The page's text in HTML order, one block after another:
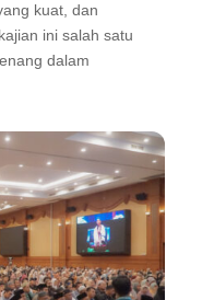
kuat, dan
ini salah satu
dalam